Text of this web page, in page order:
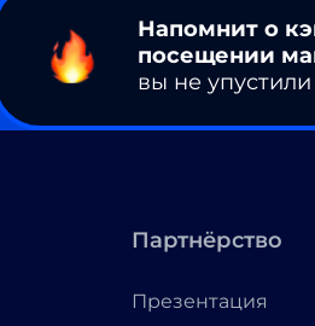
Напомнит о
посещении
вы не
Партнёрство
Презентация